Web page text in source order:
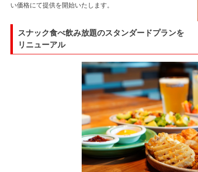
い価格にて提供を開始いたします。
スナック食べ飲み放題のスタンダードプランを
リニューアル